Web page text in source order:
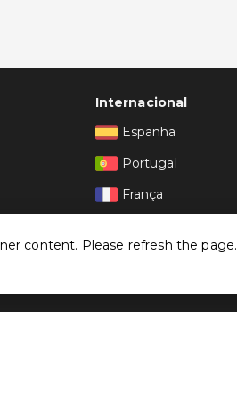
Internacional
Espanha
Portugal
França
content. Please refresh the page.